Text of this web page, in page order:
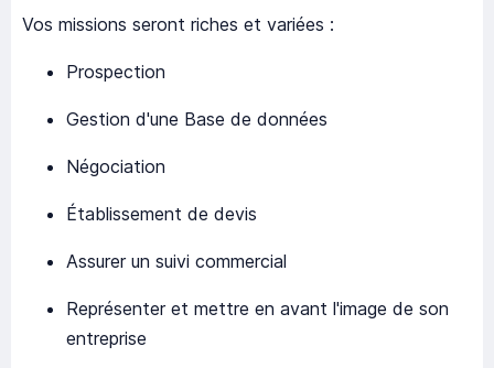
Vos missions seront riches et variées :
Prospection
Gestion d'une Base de données
Négociation
Établissement de devis
Assurer un suivi commercial
Représenter et mettre en avant l'image de son
entreprise